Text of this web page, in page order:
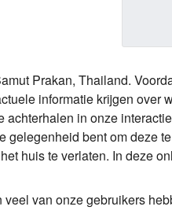
Prakan, Thailand.
informatie krijgen over
in onze
bent om deze
huis te verlaten. In deze
van onze gebruikers